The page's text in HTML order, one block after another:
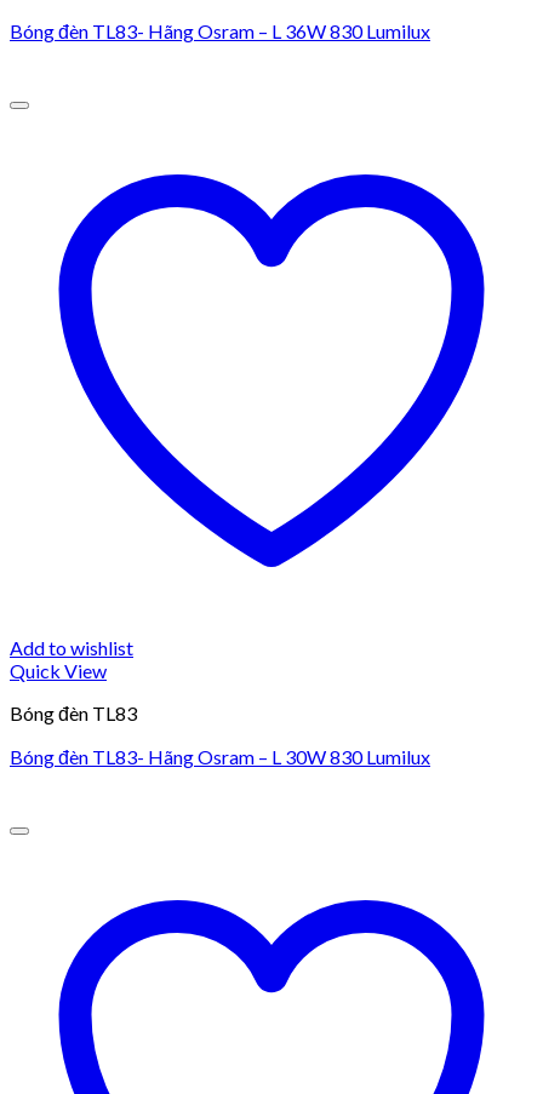
Bóng đèn TL83- Hãng Osram – L 36W 830 Lumilux
Add to wishlist
Quick View
Bóng đèn TL83
Bóng đèn TL83- Hãng Osram – L 30W 830 Lumilux